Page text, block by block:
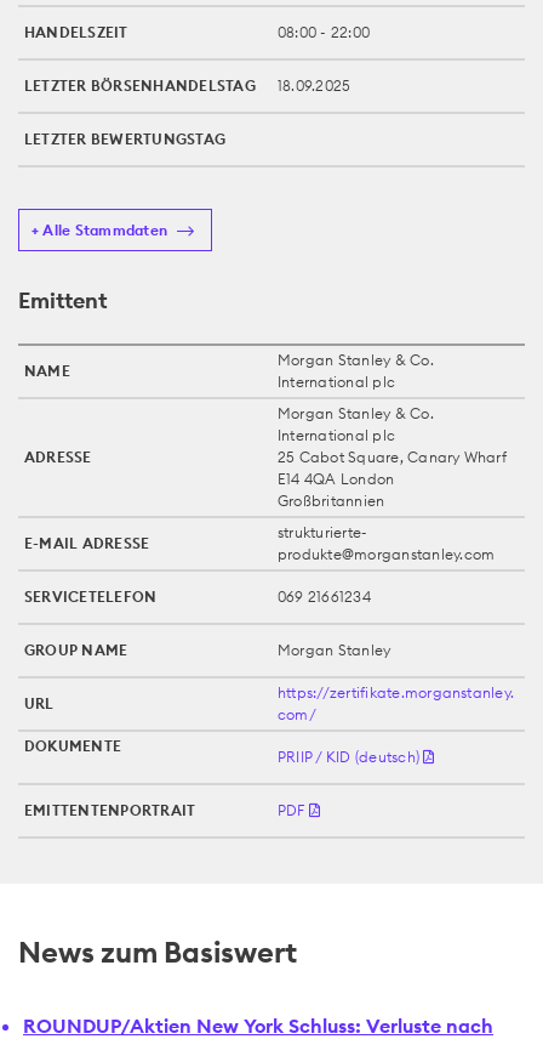
HANDELSZEIT 08:00 - 22:00
LETZTER BÖRSENHANDELSTAG 18.09.2025
LETZTER BEWERTUNGSTAG
+ Alle Stammdaten
Emittent
NAME
Morgan Stanley & Co.
International plc
ADRESSE
Morgan Stanley & Co.
International plc
25 Cabot Square, Canary Wharf
E14 4QA London
Großbritannien
E-MAIL ADRESSE
strukturierte-
produkte@morganstanley.com
SERVICETELEFON 069 21661234
GROUP NAME Morgan Stanley
URL
https://zertifikate.morganstanley.
com/
DOKUMENTE
PRIIP / KID (deutsch)
EMITTENTENPORTRAIT PDF
News zum Basiswert
ROUNDUP/Aktien New York Schluss: Verluste nach